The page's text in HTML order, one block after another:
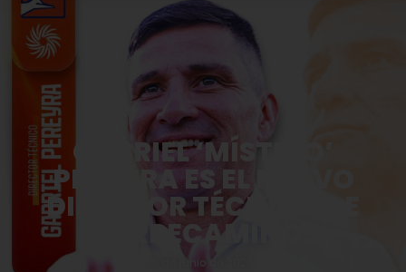
GABRIEL ‘MÍSTICO’
PEREYRA ES EL NUEVO
DIRECTOR TÉCNICO DE
CORRECAMINOS
6 de junio de 2026